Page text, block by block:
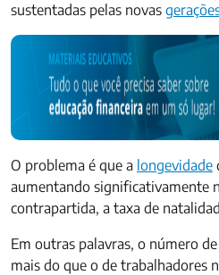
sustentadas pelas novas
O problema é que a longevidade
aumentando significativamente
contrapartida, a taxa de
Em outras palavras, o número
mais do que o de trabalhadores